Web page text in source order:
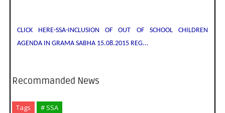
CLICK HERE-SSA-INCLUSION OF OUT OF SCHOOL CHILDREN
AGENDA IN GRAMA SABHA 15.08.2015 REG...
Recommanded News
Tags # SSA